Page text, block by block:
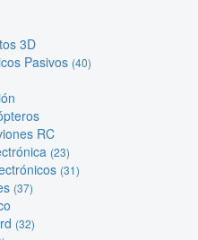
3D
Pasivos (40)
RC
(23)
(31)
(37)
(32)